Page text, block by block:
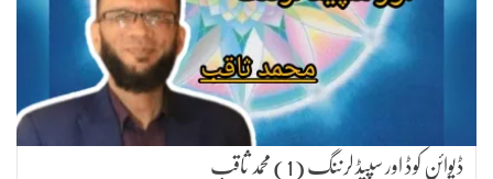
ڈیوائن کوڈ اور سپیڈ لرننگ (1) محمد ثاقب